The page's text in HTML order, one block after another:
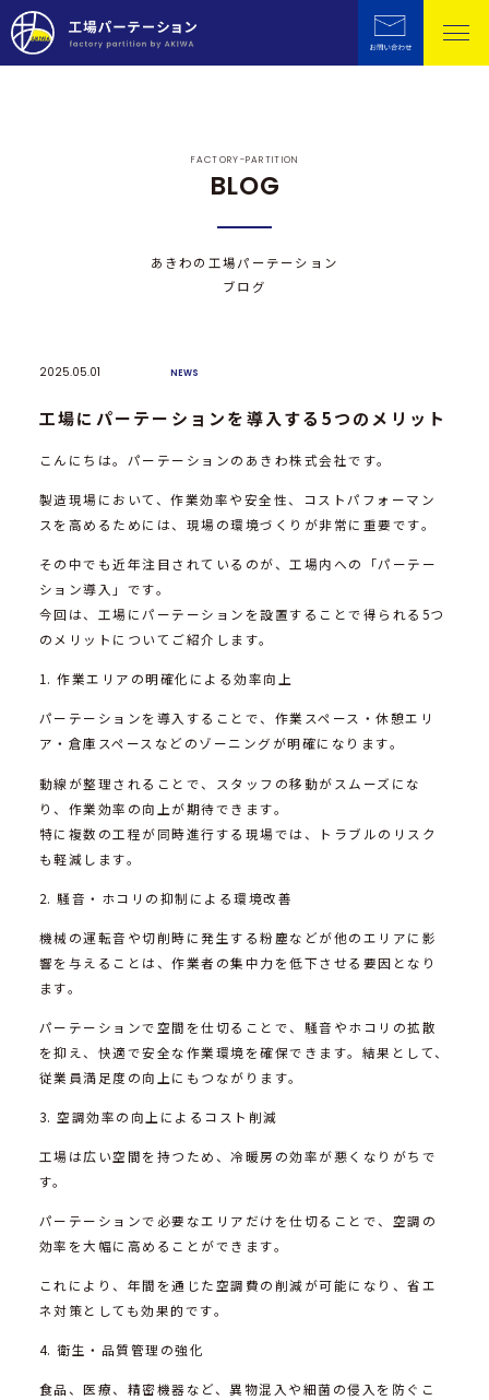
FACTORY-PARTITION
BLOG
あきわの工場パーテーション
ブログ
2025.05.01 NEWS
工場にパーテーションを導入する5つのメリット
こんにちは。パーテーションのあきわ株式会社です。
製造現場において、作業効率や安全性、コストパフォーマン
スを高めるためには、現場の環境づくりが非常に重要です。
その中でも近年注目されているのが、工場内への「パーテー
ション導入」です。
今回は、工場にパーテーションを設置することで得られる5つ
のメリットについてご紹介します。
1. 作業エリアの明確化による効率向上
パーテーションを導入することで、作業スペース・休憩エリ
ア・倉庫スペースなどのゾーニングが明確になります。
動線が整理されることで、スタッフの移動がスムーズにな
り、作業効率の向上が期待できます。
特に複数の工程が同時進行する現場では、トラブルのリスク
も軽減します。
2. 騒音・ホコリの抑制による環境改善
機械の運転音や切削時に発生する粉塵などが他のエリアに影
響を与えることは、作業者の集中力を低下させる要因となり
ます。
パーテーションで空間を仕切ることで、騒音やホコリの拡散
を抑え、快適で安全な作業環境を確保できます。結果として、
従業員満足度の向上にもつながります。
3. 空調効率の向上によるコスト削減
工場は広い空間を持つため、冷暖房の効率が悪くなりがちで
す。
パーテーションで必要なエリアだけを仕切ることで、空調の
効率を大幅に高めることができます。
これにより、年間を通じた空調費の削減が可能になり、省エ
ネ対策としても効果的です。
4. 衛生・品質管理の強化
食品、医療、精密機器など、異物混入や細菌の侵入を防ぐこ